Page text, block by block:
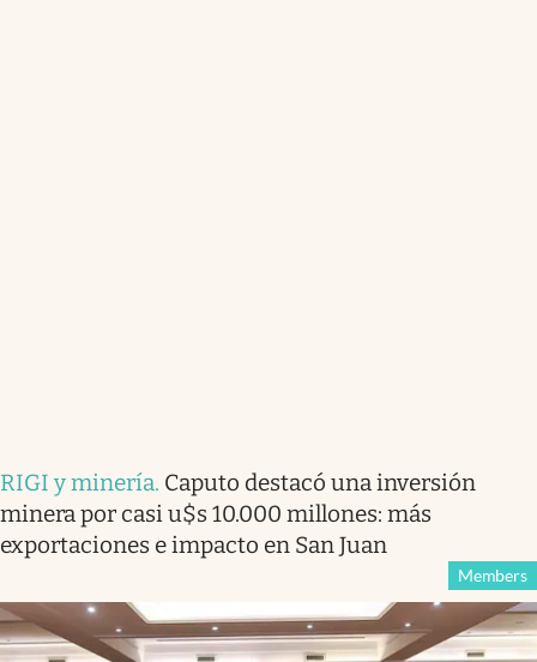
RIGI y minería. Caputo destacó una inversión
minera por casi u$s 10.000 millones: más
exportaciones e impacto en San Juan
Members